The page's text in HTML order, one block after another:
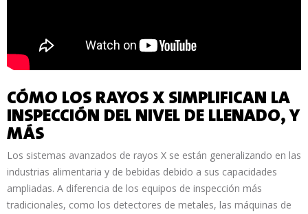
CÓMO LOS RAYOS X SIMPLIFICAN LA
INSPECCIÓN DEL NIVEL DE LLENADO, Y
MÁS
Los sistemas avanzados de rayos X se están generalizando en las
industrias alimentaria y de bebidas debido a sus capacidades
ampliadas. A diferencia de los equipos de inspección más
tradicionales, como los detectores de metales, las máquinas de